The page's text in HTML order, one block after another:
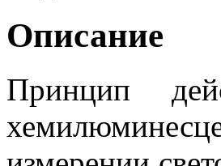
Описание
Принцип